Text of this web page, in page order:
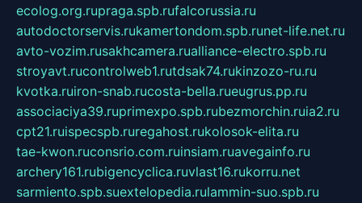
ecolog.org.rupraga.spb.rufalcorussia.ru
autodoctorservis.rukamertondom.spb.runet-life.net.ru
avto-vozim.rusakhcamera.rualliance-electro.spb.ru
stroyavt.rucontrolweb1.rutdsak74.rukinzozo-ru.ru
kvotka.ruiron-snab.rucosta-bella.rueugrus.pp.ru
associaciya39.ruprimexpo.spb.rubezmorchin.ruia2.ru
cpt21.ruispecspb.ruregahost.rukolosok-elita.ru
tae-kwon.ruconsrio.com.ruinsiam.ruavegainfo.ru
archery161.rubigencyclica.ruvlast16.rukorru.net
sarmiento.spb.suextelopedia.rulammin-suo.spb.ru